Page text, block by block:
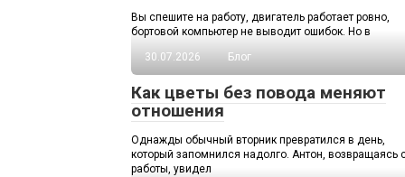
Вы спешите на работу, двигатель работает ровно,
бортовой компьютер не выводит ошибок. Но в
30.07.2026
Блог
Как цветы без повода меняют
отношения
Однажды обычный вторник превратился в день,
который запомнился надолго. Антон, возвращаясь
работы, увидел